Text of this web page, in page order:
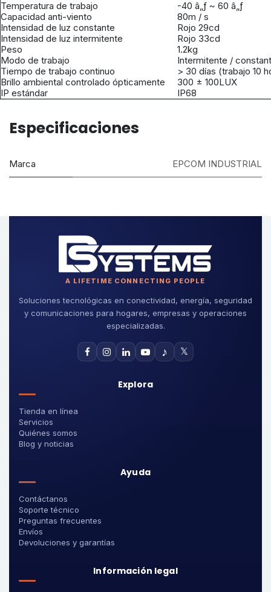
Temperatura de trabajo
-40 â„ƒ ~ 60 â„ƒ
Capacidad anti-viento
80m / s
Intensidad de luz constante
Rojo 29cd
Intensidad de luz intermitente
Rojo 33cd
Peso
1.2kg
Modo de trabajo
Intermitente /
Tiempo de trabajo continuo
> 30 días (trabajo 10
Brillo ambiental controlado ópticamente
300 ± 100LUX
IP estándar
IP68
Especificaciones
Marca EPCOM INDUSTRIAL
A LIFETIME CONNECTING PEOPLE
Soluciones tecnológicas en conectividad, energía, seguridad
y comunicaciones para hogares, empresas y operaciones
especializadas.
♪ 𝕏
Explora
Tienda en línea
Servicios
Quiénes somos
Blog y noticias
Ayuda
Contáctanos
Soporte técnico
Preguntas frecuentes
Envíos
Devoluciones y garantías
Información legal